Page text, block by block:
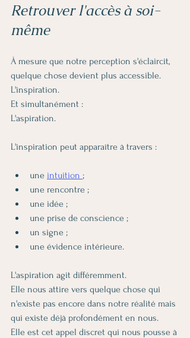
Retrouver l'accès à soi-
même
À mesure que notre perception s'éclaircit,
quelque chose devient plus accessible.
L'inspiration.
Et simultanément :
L'aspiration.
L'inspiration peut apparaître à travers :
une intuition ;
une rencontre ;
une idée ;
une prise de conscience ;
un signe ;
une évidence intérieure.
L'aspiration agit différemment.
Elle nous attire vers quelque chose qui
n'existe pas encore dans notre réalité mais
qui existe déjà profondément en nous.
Elle est cet appel discret qui nous pousse à